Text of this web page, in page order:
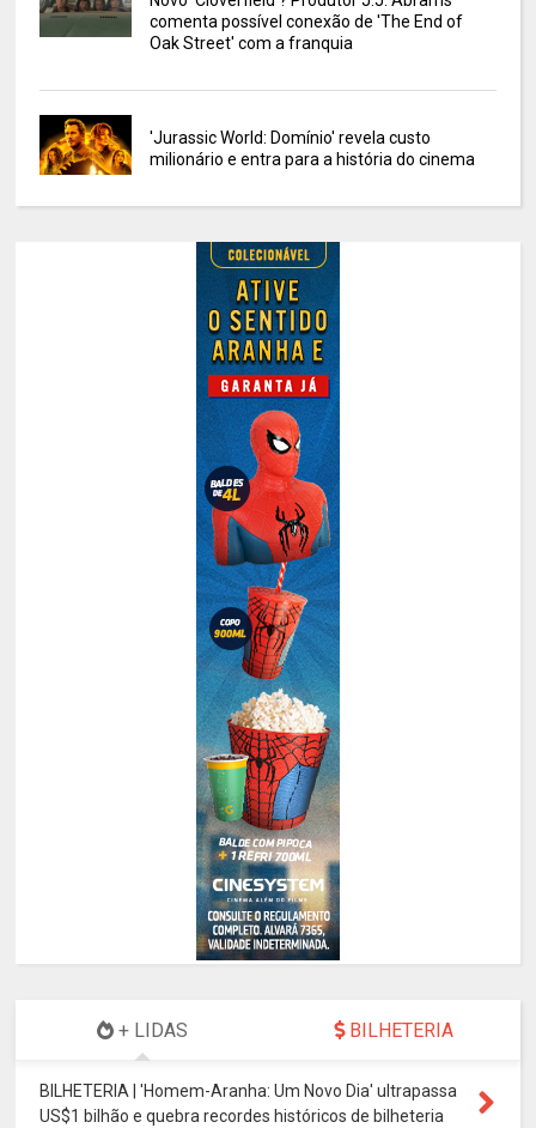
comenta possível conexão de 'The End of
Oak Street' com a franquia
'Jurassic World: Domínio' revela custo
milionário e entra para a história do cinema
+ LIDAS BILHETERIA
BILHETERIA | 'Homem-Aranha: Um Novo Dia' ultrapassa
US$1 bilhão e quebra recordes históricos de bilheteria